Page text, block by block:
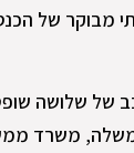
מבוקר של
של שלושה
משרד